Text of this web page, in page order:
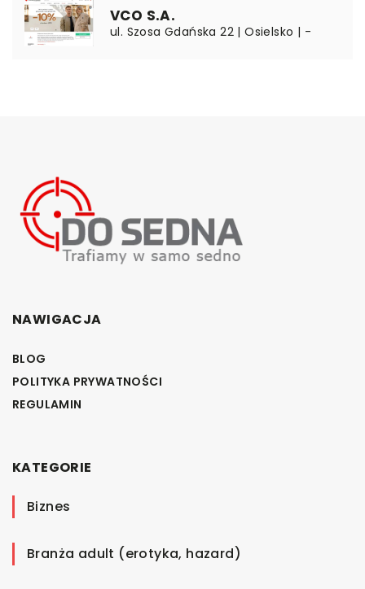
VCO S.A.
ul. Szosa Gdańska 22 | Osielsko | -
NAWIGACJA
BLOG
POLITYKA PRYWATNOŚCI
REGULAMIN
KATEGORIE
Biznes
Branża adult (erotyka, hazard)